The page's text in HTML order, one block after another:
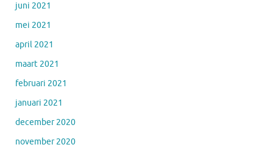
juni 2021
mei 2021
april 2021
maart 2021
februari 2021
januari 2021
december 2020
november 2020